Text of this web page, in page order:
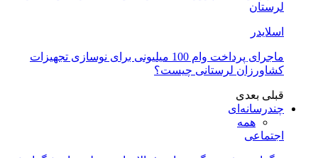
لرستان
اسلایدر
ماجرای پرداخت وام 100 میلیونی برای نوسازی تجهیزات
کشاورزان لرستانی چیست؟
قبلی بعدی
چندرسانه‌ای
همه
اجتماعی